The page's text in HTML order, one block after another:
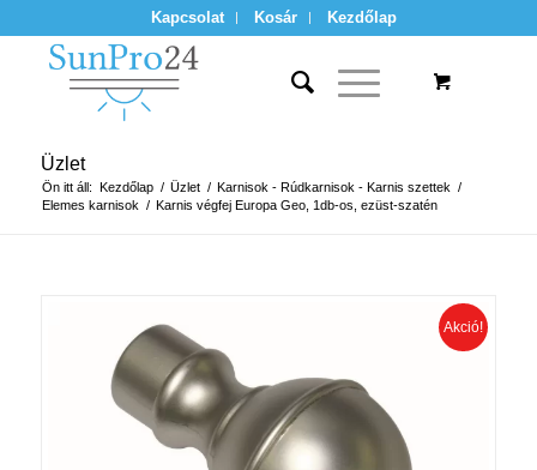
Kapcsolat Kosár Kezdőlap
Üzlet
Ön itt áll: Kezdőlap / Üzlet / Karnisok - Rúdkarnisok - Karnis szettek /
Elemes karnisok / Karnis végfej Europa Geo, 1db-os, ezüst-szatén
Akció!